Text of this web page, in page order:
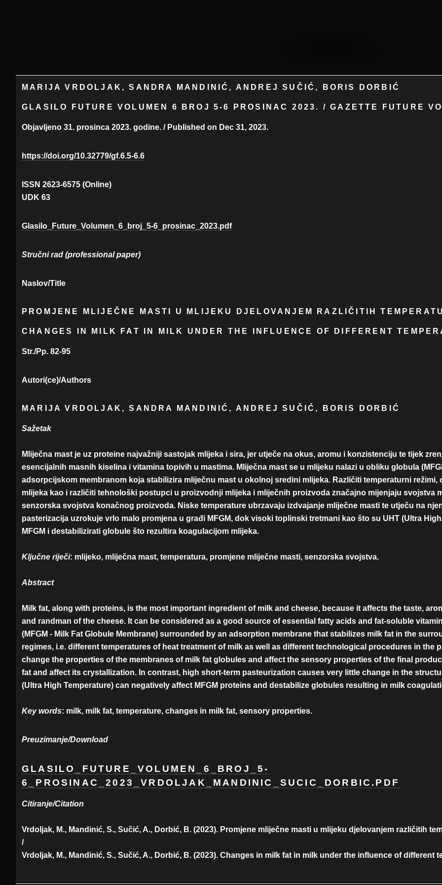
MARIJA VRDOLJAK, SANDRA MANDINIĆ, ANDREJ SUČIĆ, BORIS DORBIĆ
GLASILO FUTURE VOLUMEN 6 BROJ 5-6 PROSINAC 2023. / GAZETTE FUTURE
Objavljeno 31. prosinca 2023. godine. / Published on Dec 31, 2023.
https://doi.org/10.32779/gf.6.5-6.6
ISSN 2623-6575 (Online)
UDK 63
Glasilo_Future_Volumen_6_broj_5-6_prosinac_2023.pdf
Stručni rad (professional paper)
Naslov/Title
PROMJENE MLIJEČNE MASTI U MLIJEKU DJELOVANJEM RAZLIČITIH
CHANGES IN MILK FAT IN MILK UNDER THE INFLUENCE OF DIFFERENT
Str./Pp. 82-95
Autori(ce)/Authors
MARIJA VRDOLJAK, SANDRA MANDINIĆ, ANDREJ SUČIĆ, BORIS DORBIĆ
Sažetak
Mliječna mast je uz proteine najvažniji sastojak mlijeka i sira, jer utječe na okus, aromu i konzistenciju te tijek
esencijalnih masnih kiselina i vitamina topivih u mastima. Mliječna mast se u mlijeku nalazi u obliku globula
adsorpcijskom membranom koja stabilizira mliječnu mast u okolnoj sredini mlijeka. Različiti temperaturni
mlijeka kao i različiti tehnološki postupci u proizvodnji mlijeka i mliječnih proizvoda značajno mijenjaju svojstva
senzorska svojstva konačnog proizvoda. Niske temperature ubrzavaju izdvajanje mliječne masti te utječu na
pasterizacija uzrokuje vrlo malo promjena u građi MFGM, dok visoki toplinski tretmani kao što su UHT (Ultra
MFGM i destabilizirati globule što rezultira koagulacijom mlijeka.
Ključne riječi: mlijeko, mliječna mast, temperatura, promjene mliječne masti, senzorska svojstva.
Abstract
Milk fat, along with proteins, is the most important ingredient of milk and cheese, because it affects the taste,
and randman of the cheese. It can be considered as a good source of essential fatty acids and fat-soluble
(MFGM - Milk Fat Globule Membrane) surrounded by an adsorption membrane that stabilizes milk fat in the
regimes, i.e. different temperatures of heat treatment of milk as well as different technological procedures in
change the properties of the membranes of milk fat globules and affect the sensory properties of the final
fat and affect its crystallization. In contrast, high short-term pasteurization causes very little change in the
(Ultra High Temperature) can negatively affect MFGM proteins and destabilize globules resulting in milk
Key words: milk, milk fat, temperature, changes in milk fat, sensory properties.
Preuzimanje/Download
GLASILO_FUTURE_VOLUMEN_6_BROJ_5-
6_PROSINAC_2023_VRDOLJAK_MANDINIC_SUCIC_DORBIC.PDF
Citiranje/Citation
Vrdoljak, M., Mandinić, S., Sučić, A., Dorbić, B. (2023). Promjene mliječne masti u mlijeku djelovanjem različitih
/
Vrdoljak, M., Mandinić, S., Sučić, A., Dorbić, B. (2023). Changes in milk fat in milk under the influence of different